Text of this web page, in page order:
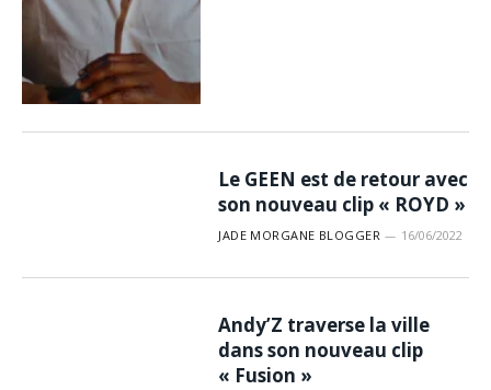
Le GEEN est de retour avec
son nouveau clip « ROYD »
JADE MORGANE BLOGGER 16/06/2022
Andy’Z traverse la ville
dans son nouveau clip
« Fusion »